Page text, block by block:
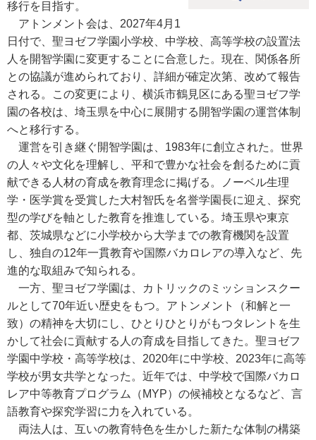
移行を目指す。
アトンメント会は、2027年4月1
日付で、聖ヨゼフ学園小学校、中学校、高等学校の設置法
人を開智学園に変更することに合意した。現在、関係各所
との協議が進められており、詳細が確定次第、改めて報告
される。この変更により、横浜市鶴見区にある聖ヨゼフ学
園の各校は、埼玉県を中心に展開する開智学園の運営体制
へと移行する。
運営を引き継ぐ開智学園は、1983年に創立された。世界
の人々や文化を理解し、平和で豊かな社会を創るために貢
献できる人材の育成を教育理念に掲げる。ノーベル生理
学・医学賞を受賞した大村智氏を名誉学園長に迎え、探究
型の学びを軸とした教育を推進している。埼玉県や東京
都、茨城県などに小学校から大学までの教育機関を設置
し、独自の12年一貫教育や国際バカロレアの導入など、先
進的な取組みで知られる。
一方、聖ヨゼフ学園は、カトリックのミッションスクー
ルとして70年近い歴史をもつ。アトンメント（和解と一
致）の精神を大切にし、ひとりひとりがもつタレントを生
かして社会に貢献する人の育成を目指してきた。聖ヨゼフ
学園中学校・高等学校は、2020年に中学校、2023年に高等
学校が男女共学となった。近年では、中学校で国際バカロ
レア中等教育プログラム（MYP）の候補校となるなど、言
語教育や探究学習に力を入れている。
両法人は、互いの教育特色を生かした新たな体制の構築